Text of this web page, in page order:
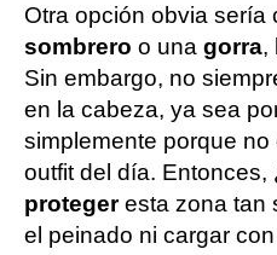
Otra opción obvia sería
sombrero o una gorra,
Sin embargo, no
en la cabeza, ya sea
simplemente porque
outfit del día. Entonces,
protegeresta zona tan
el peinado ni cargar